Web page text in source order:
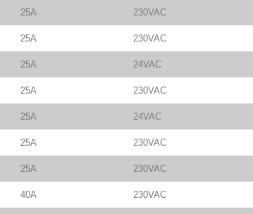
25A 230VAC
25A 230VAC
25A 24VAC
25A 230VAC
25A 24VAC
25A 230VAC
25A 230VAC
40A 230VAC